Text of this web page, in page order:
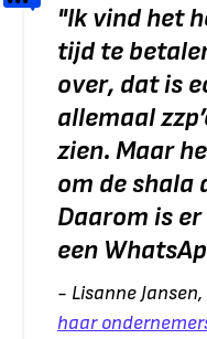
"Ik vind het
tijd te
over, dat is
allemaal
zien. Maar
om de shala
Daarom is
een
- Lisanne
haar